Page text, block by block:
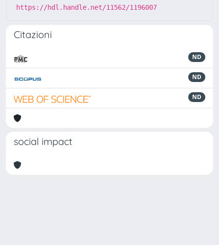
https://hdl.handle.net/11562/1196007
Citazioni
ND
ND
ND
social impact